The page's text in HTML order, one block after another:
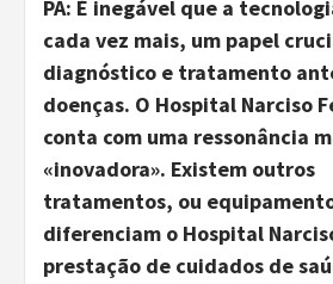
PA: É inegável que a
cada vez mais, um papel
diagnóstico e tratamento
doenças. O Hospital Narciso
conta com uma ressonância
«inovadora». Existem outros
tratamentos, ou
diferenciam o Hospital
prestação de cuidados de